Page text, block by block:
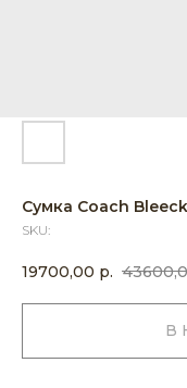
Сумка Coach
SKU:
19700,00 р.
В